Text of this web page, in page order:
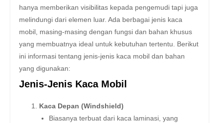
hanya memberikan visibilitas kepada pengemudi tapi juga
melindungi dari elemen luar. Ada berbagai jenis kaca
mobil, masing-masing dengan fungsi dan bahan khusus
yang membuatnya ideal untuk kebutuhan tertentu. Berikut
ini informasi tentang jenis-jenis kaca mobil dan bahan
yang digunakan:
Jenis-Jenis Kaca Mobil
Kaca Depan (Windshield)
Biasanya terbuat dari kaca laminasi, yang